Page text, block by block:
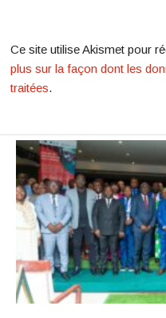
Ce site utilise Akismet pour
plus sur la façon dont les
traitées.